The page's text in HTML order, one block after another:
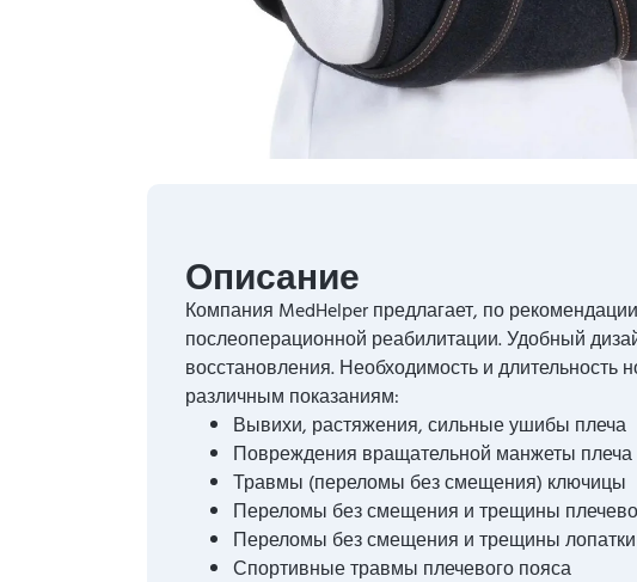
Описание
Компания MedHelper предлагает, по
послеоперационной реабилитации. Удобный
восстановления. Необходимость и длительность
различным показаниям:
Вывихи, растяжения, сильные ушибы плеча
Повреждения вращательной манжеты плеча
Травмы (переломы без смещения) ключицы
Переломы без смещения и трещины
Переломы без смещения и трещины лопатки
Спортивные травмы плечевого пояса